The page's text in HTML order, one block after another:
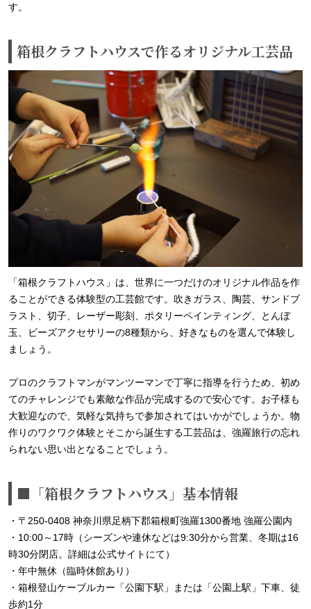
す。
箱根クラフトハウスで作るオリジナル工芸品
「箱根クラフトハウス」は、世界に一つだけのオリジナル作品を作
ることができる体験型の工芸館です。吹きガラス、陶芸、サンドブ
ラスト、切子、レーザー彫刻、ポタリーペインティング、とんぼ
玉、ビーズアクセサリーの8種類から、好きなものを選んで体験し
ましょう。
プロのクラフトマンがマンツーマンで丁寧に指導を行うため、初め
てのチャレンジでも素敵な作品が完成するので安心です。お子様も
大歓迎なので、気軽な気持ちで参加されてはいかがでしょうか。物
作りのワクワク体験とそこから誕生する工芸品は、強羅旅行の忘れ
られない思い出となることでしょう。
■「箱根クラフトハウス」基本情報
・〒250-0408 神奈川県足柄下郡箱根町強羅1300番地 強羅公園内
・10:00～17時（シーズンや連休などは9:30分から営業、冬期は16
時30分閉店。詳細は公式サイトにて）
・年中無休（臨時休館あり）
・箱根登山ケーブルカー「公園下駅」または「公園上駅」下車、徒
歩約1分